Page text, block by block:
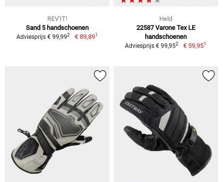
REV'IT!
Sand 5 handschoenen
Adviesprijs € 99,992 € 89,891
Held
22587 Varone Tex LE
handschoenen
Adviesprijs € 99,952 € 59,951